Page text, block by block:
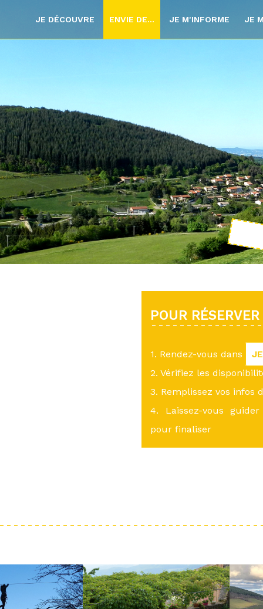
JE DÉCOUVRE ENVIE DE... JE M'INFORME JE
POUR RÉSERVER
1. Rendez-vous dans
2. Vérifiez les
3. Remplissez vos infos
4. Laissez-vous
pour finaliser